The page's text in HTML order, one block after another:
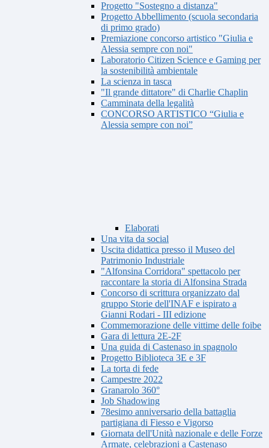
Progetto "Sostegno a distanza"
Progetto Abbellimento (scuola secondaria
di primo grado)
Premiazione concorso artistico "Giulia e
Alessia sempre con noi"
Laboratorio Citizen Science e Gaming per
la sostenibilità ambientale
La scienza in tasca
"Il grande dittatore" di Charlie Chaplin
Camminata della legalità
CONCORSO ARTISTICO “Giulia e
Alessia sempre con noi”
Elaborati
Una vita da social
Uscita didattica presso il Museo del
Patrimonio Industriale
"Alfonsina Corridora" spettacolo per
raccontare la storia di Alfonsina Strada
Concorso di scrittura organizzato dal
gruppo Storie dell'INAF e ispirato a
Gianni Rodari - III edizione
Commemorazione delle vittime delle foibe
Gara di lettura 2E-2F
Una guida di Castenaso in spagnolo
Progetto Biblioteca 3E e 3F
La torta di fede
Campestre 2022
Granarolo 360°
Job Shadowing
78esimo anniversario della battaglia
partigiana di Fiesso e Vigorso
Giornata dell'Unità nazionale e delle Forze
Armate, celebrazioni a Castenaso